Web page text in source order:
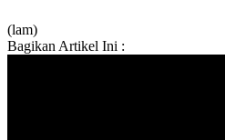
(lam)
Bagikan Artikel Ini :